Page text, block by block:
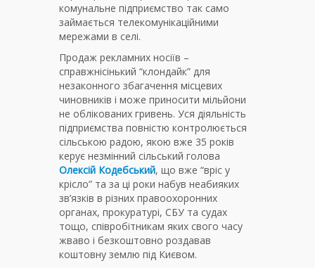
комунальне підприємство так само
займається телекомунікаційними
мережами в селі.
Продаж рекламних носіїв –
справжнісінький “клондайк” для
незаконного збагачення місцевих
чиновників і може приносити мільйони
не облікованих гривень. Уся діяльність
підприємства повністю контролюється
сільською радою, якою вже 35 років
керує незмінний сільський голова
Олексій Кодебський, що вже “вріс у
крісло” та за ці роки набув неабияких
зв’язків в різних правоохоронних
органах, прокуратурі, СБУ та судах
тощо, співробітникам яких свого часу
жваво і безкоштовно роздавав
коштовну землю під Києвом.